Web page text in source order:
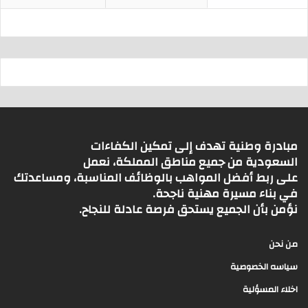
مبادرة وطنية تهدف إلى تمكين الكفاءات
السعودية من جميع مناطق المملكة، نعمل
على ربط أفضل المواهب بالوظائف المناسبة، ومساعدتك
في بناء مسيرة مهنية ناجحة.
نؤمن بأن الجميع يستحق فرصة عادلة للنجاح.
من نحن
سياسه الخصوصية
اخلاء المسؤلية